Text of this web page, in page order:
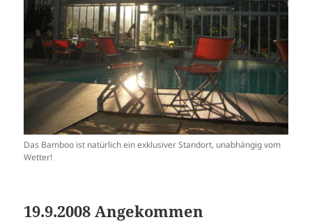
Das Bamboo ist natürlich ein exklusiver Standort, unabhängig vom
Wetter!
19.9.2008 Angekommen